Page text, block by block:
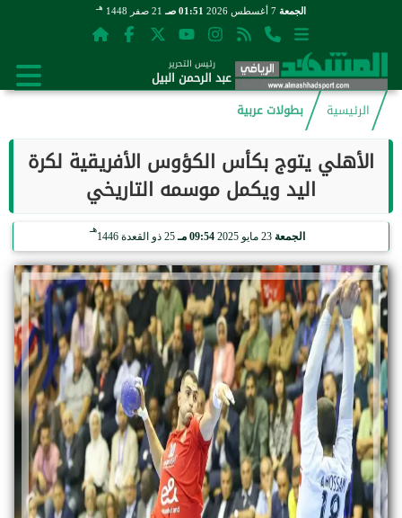
الجمعة 01:51 صـ 21 صفر 1448 هـ
رئيس التحرير
عبد الرحمن البيل
الرئيسية
بطولات عربية
الأهلي يتوج بكأس الكؤوس الأفريقية لكرة
اليد ويكمل موسمه التاريخي
الجمعة 09:54 مـ 25 ذو القعدة 1446
هـ